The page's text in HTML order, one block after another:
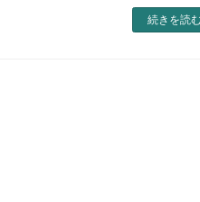
続きを読